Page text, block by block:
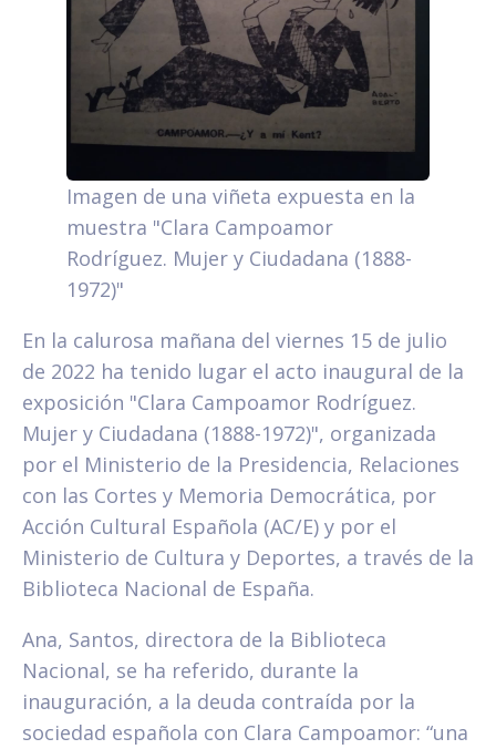
Imagen de una viñeta expuesta en la
muestra "Clara Campoamor
Rodríguez. Mujer y Ciudadana (1888-
1972)"
En la calurosa mañana del viernes 15 de julio
de 2022 ha tenido lugar el acto inaugural de la
exposición "Clara Campoamor Rodríguez.
Mujer y Ciudadana (1888-1972)", organizada
por el Ministerio de la Presidencia, Relaciones
con las Cortes y Memoria Democrática, por
Acción Cultural Española (AC/E) y por el
Ministerio de Cultura y Deportes, a través de la
Biblioteca Nacional de España.
Ana, Santos, directora de la Biblioteca
Nacional, se ha referido, durante la
inauguración, a la deuda contraída por la
sociedad española con Clara Campoamor: “una